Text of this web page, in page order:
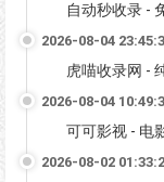
自动秒收录 -
2026-08-04
虎喵收录网 -
2026-08-04
可可影视 - 电
2026-08-02